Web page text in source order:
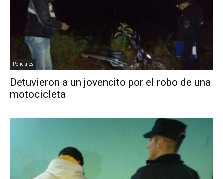
Policiales
Detuvieron a un jovencito por el robo de una
motocicleta